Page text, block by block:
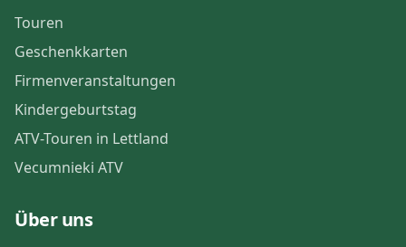
Touren
Geschenkkarten
Firmenveranstaltungen
Kindergeburtstag
ATV-Touren in Lettland
Vecumnieki ATV
Über uns